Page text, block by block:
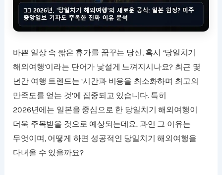
바쁜 일상 속 짧은 휴가를 꿈꾸는 당신, 혹시 ‘당일치기
해외여행’이라는 단어가 낯설게 느껴지시나요? 최근 몇
년간 여행 트렌드는 ‘시간과 비용을 최소화하며 최고의
만족도를 얻는 것’에 집중되고 있습니다. 특히
2026년에는 일본을 중심으로 한 당일치기 해외여행이
더욱 주목받을 것으로 예상되는데요. 과연 그 이유는
무엇이며, 어떻게 하면 성공적인 당일치기 해외여행을
다녀올 수 있을까요?